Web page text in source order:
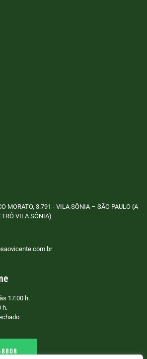
MORATO, 3.791 - VILA SÔNIA – SÃO PAULO (A
VILA SÔNIA)
17:00 h.
h.